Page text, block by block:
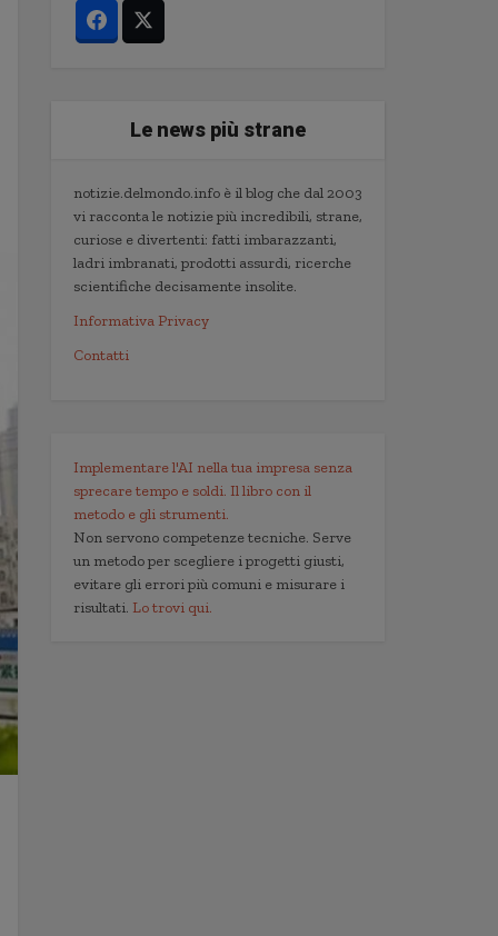
Le news più strane
notizie.delmondo.info è il blog che dal 2003
vi racconta le notizie più incredibili, strane,
curiose e divertenti: fatti imbarazzanti,
ladri imbranati, prodotti assurdi, ricerche
scientifiche decisamente insolite.
Informativa Privacy
Contatti
Implementare l'AI nella tua impresa senza
sprecare tempo e soldi. Il libro con il
metodo e gli strumenti.
Non servono competenze tecniche. Serve
un metodo per scegliere i progetti giusti,
evitare gli errori più comuni e misurare i
risultati. Lo trovi qui.